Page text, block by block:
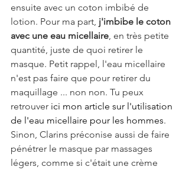
ensuite avec un coton imbibé de
lotion. Pour ma part, j'imbibe le coton
avec une eau micellaire, en très petite
quantité, juste de quoi retirer le
masque. Petit rappel, l'eau micellaire
n'est pas faire que pour retirer du
maquillage ... non non. Tu peux
retrouver ici mon article sur l'utilisation
de l'eau micellaire pour les hommes.
Sinon, Clarins préconise aussi de faire
pénétrer le masque par massages
légers, comme si c'était une crème